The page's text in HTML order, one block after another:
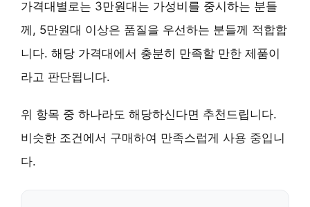
가격대별로는 3만원대는 가성비를 중시하는 분들
께, 5만원대 이상은 품질을 우선하는 분들께 적합합
니다. 해당 가격대에서 충분히 만족할 만한 제품이
라고 판단됩니다.
위 항목 중 하나라도 해당하신다면 추천드립니다.
비슷한 조건에서 구매하여 만족스럽게 사용 중입니
다.